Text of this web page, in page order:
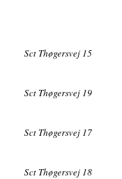
Sct Thøgersvej 15
Sct Thøgersvej 19
Sct Thøgersvej 17
Sct Thøgersvej 18